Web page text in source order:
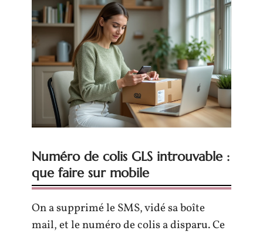
Numéro de colis GLS introuvable :
que faire sur mobile
On a supprimé le SMS, vidé sa boîte
mail, et le numéro de colis a disparu. Ce